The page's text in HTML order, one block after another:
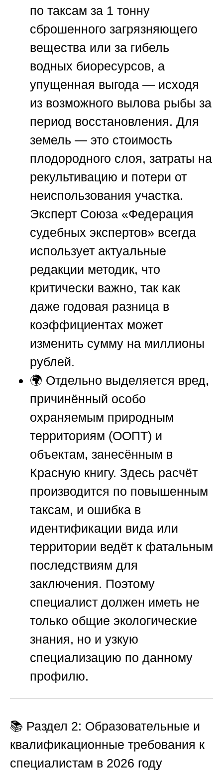
по таксам за 1 тонну
сброшенного загрязняющего
вещества или за гибель
водных биоресурсов, а
упущенная выгода — исходя
из возможного вылова рыбы за
период восстановления. Для
земель — это стоимость
плодородного слоя, затраты на
рекультивацию и потери от
неиспользования участка.
Эксперт Союза «Федерация
судебных экспертов» всегда
использует актуальные
редакции методик, что
критически важно, так как
даже годовая разница в
коэффициентах может
изменить сумму на миллионы
рублей.
🌍 Отдельно выделяется вред,
причинённый особо
охраняемым природным
территориям (ООПТ) и
объектам, занесённым в
Красную книгу. Здесь расчёт
производится по повышенным
таксам, и ошибка в
идентификации вида или
территории ведёт к фатальным
последствиям для
заключения. Поэтому
специалист должен иметь не
только общие экологические
знания, но и узкую
специализацию по данному
профилю.
📚 Раздел 2: Образовательные и
квалификационные требования к
специалистам в 2026 году